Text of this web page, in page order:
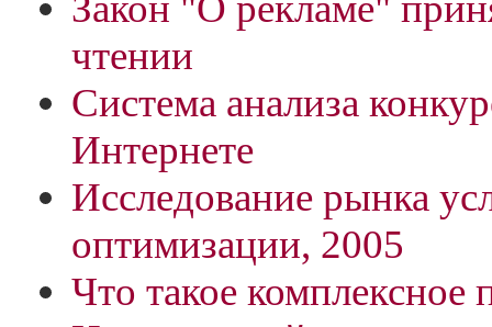
чтении
Система анализа
Интернете
Исследование рынка
оптимизации, 2005
Что такое комплексное